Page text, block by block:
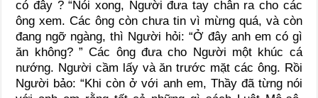
có đây ? “Nói xong, Người đưa tay chân ra cho các
ông xem. Các ông còn chưa tin vì mừng quá, và còn
đang ngỡ ngàng, thì Người hỏi: “Ở đây anh em có gì
ăn không? ” Các ông đưa cho Người một khúc cá
nướng. Người cầm lấy và ăn trước mặt các ông. Rồi
Người bảo: “Khi còn ở với anh em, Thầy đã từng nói